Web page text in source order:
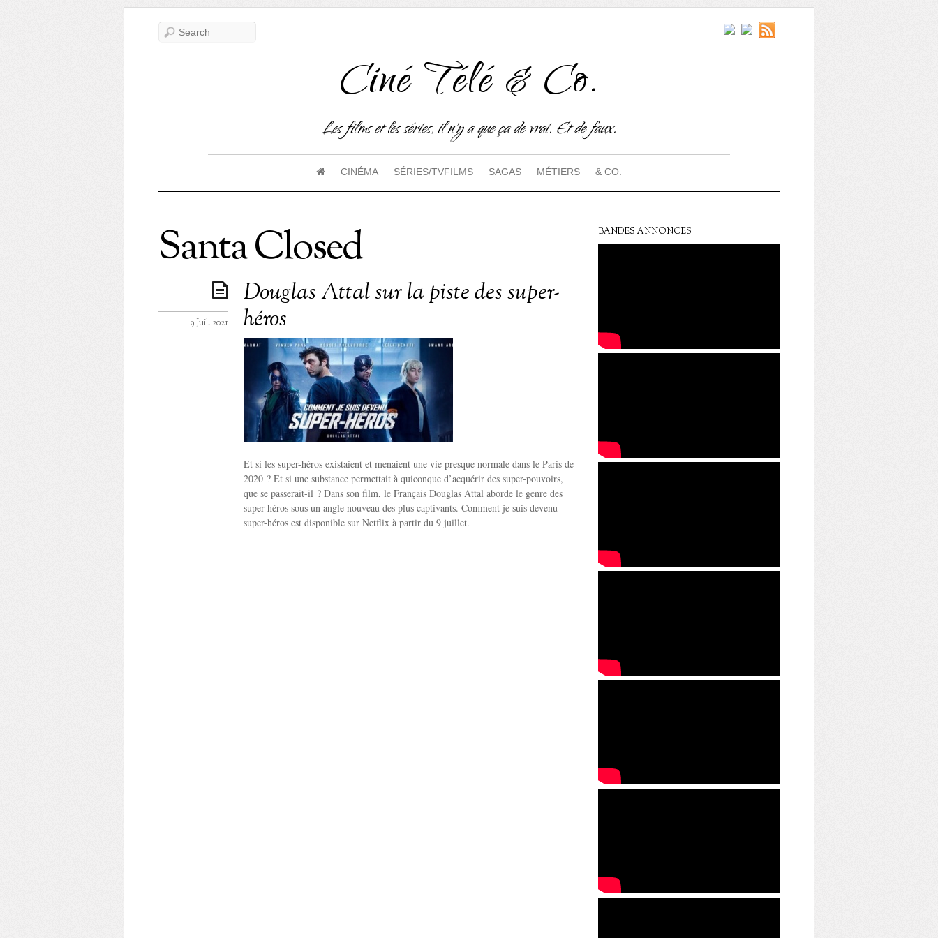
Ciné Télé & Co.
Les films et les séries, il n'y a que ça de vrai. Et de faux.
CINÉMA SÉRIES/TVFILMS SAGAS MÉTIERS & CO.
Santa Closed
Douglas Attal sur la piste des super-
héros
9 Juil. 2021
Et si les super-héros existaient et menaient une vie presque normale dans le Paris de
2020 ? Et si une substance permettait à quiconque d’acquérir des super-pouvoirs,
que se passerait-il ? Dans son film, le Français Douglas Attal aborde le genre des
super-héros sous un angle nouveau des plus captivants. Comment je suis devenu
super-héros est disponible sur Netflix à partir du 9 juillet.
BANDES ANNONCES